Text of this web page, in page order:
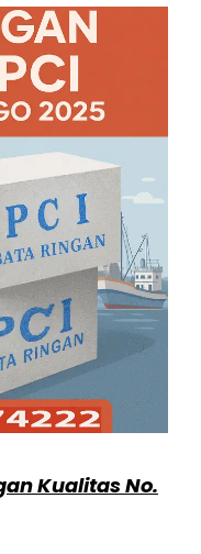
Kualitas No.